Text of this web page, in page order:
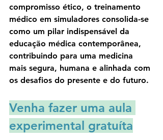
compromisso ético, o treinamento
médico em simuladores consolida-se
como um pilar indispensável da
educação médica contemporânea,
contribuindo para uma medicina
mais segura, humana e alinhada com
os desafios do presente e do futuro.
Venha fazer uma aula
experimental gratuíta